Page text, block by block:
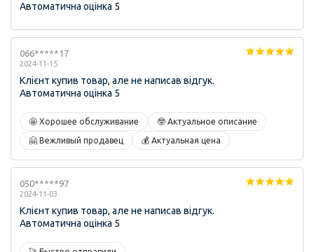
Автоматична оцінка 5
066*****17
2024-11-15
Клієнт купив товар, але не написав відгук.
Автоматична оцінка 5
🤩 Хорошее обслуживание 🤓 Актуальное описание
🤗 Вежливый продавец 💰 Актуальная цена
050*****97
2024-11-03
Клієнт купив товар, але не написав відгук.
Автоматична оцінка 5